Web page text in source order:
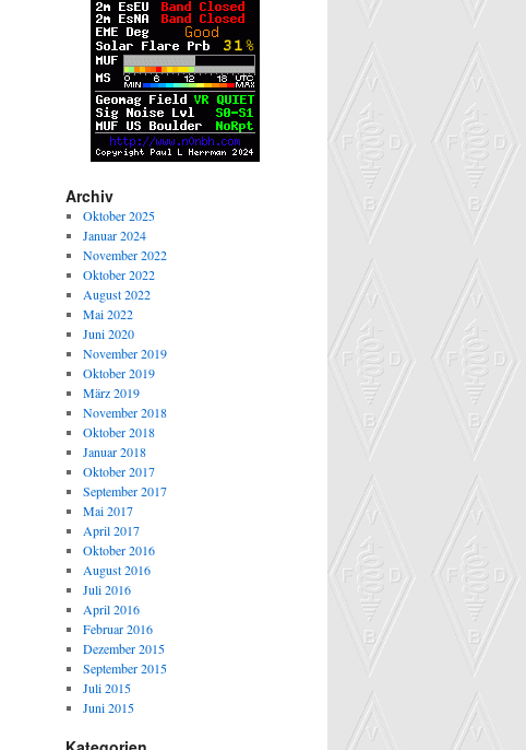
Archiv
Oktober 2025
Januar 2024
November 2022
Oktober 2022
August 2022
Mai 2022
Juni 2020
November 2019
Oktober 2019
März 2019
November 2018
Oktober 2018
Januar 2018
Oktober 2017
September 2017
Mai 2017
April 2017
Oktober 2016
August 2016
Juli 2016
April 2016
Februar 2016
Dezember 2015
September 2015
Juli 2015
Juni 2015